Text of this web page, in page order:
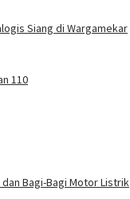
Siang di Wargamekar
110
Bagi-Bagi Motor Listrik